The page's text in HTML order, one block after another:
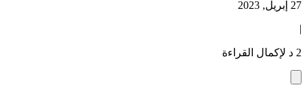
27 إبريل, 2023
|
2 د لإكمال القراءة